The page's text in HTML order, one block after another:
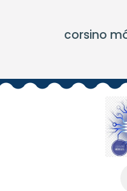
corsino